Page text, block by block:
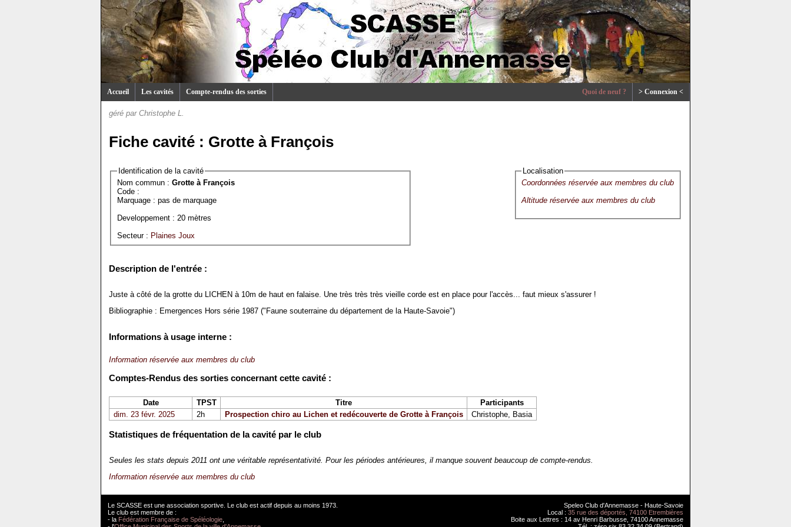
Accueil Les cavités Compte-rendus des sorties > Connexion <
Quoi de neuf ?
géré par Christophe L.
Fiche cavité : Grotte à François
Identification de la cavité
Nom commun : Grotte à François
Code :
Marquage : pas de marquage
Developpement : 20 mètres
Secteur : Plaines Joux
Localisation
Coordonnées réservée aux membres du club
Altitude réservée aux membres du club
Description de l'entrée :
Juste à côté de la grotte du LICHEN à 10m de haut en falaise. Une très très très vieille corde est en place pour l'accès... faut mieux s'assurer !
Bibliographie : Emergences Hors série 1987 ("Faune souterraine du département de la Haute-Savoie")
Informations à usage interne :
Information réservée aux membres du club
Comptes-Rendus des sorties concernant cette cavité :
Date TPST Titre
Participants
dim. 23 févr. 2025
2h Prospection chiro au Lichen et redécouverte de Grotte à François Christophe, Basia
Statistiques de fréquentation de la cavité par le club
Seules les stats depuis 2011 ont une véritable représentativité. Pour les périodes antérieures, il manque souvent beaucoup de compte-rendus.
Information réservée aux membres du club
Speleo Club d'Annemasse - Haute-Savoie
Local : 35 rue des déportés, 74100 Etrembières
Boite aux Lettres : 14 av Henri Barbusse, 74100 Annemasse
Le SCASSE est une association sportive. Le club est actif depuis au moins 1973.
Le club est membre de :
- la Fédération Française de Spéléologie